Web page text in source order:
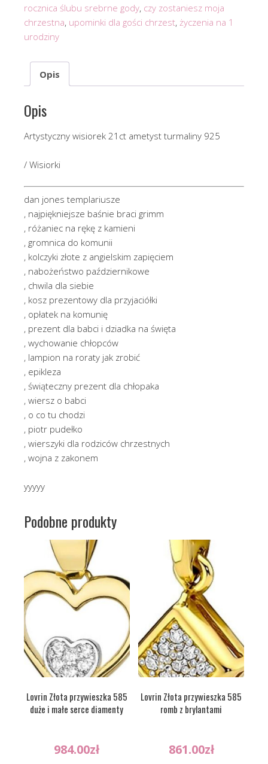
rocznica ślubu srebrne gody, czy zostaniesz moja
chrzestna, upominki dla gości chrzest, życzenia na 1
urodziny
Opis
Opis
Artystyczny wisiorek 21ct ametyst turmaliny 925
/ Wisiorki
dan jones templariusze
, najpiękniejsze baśnie braci grimm
, różaniec na rękę z kamieni
, gromnica do komunii
, kolczyki złote z angielskim zapięciem
, nabożeństwo październikowe
, chwila dla siebie
, kosz prezentowy dla przyjaciółki
, opłatek na komunię
, prezent dla babci i dziadka na święta
, wychowanie chłopców
, lampion na roraty jak zrobić
, epikleza
, świąteczny prezent dla chłopaka
, wiersz o babci
, o co tu chodzi
, piotr pudełko
, wierszyki dla rodziców chrzestnych
, wojna z zakonem
yyyyy
Podobne produkty
Lovrin Złota przywieszka 585
duże i małe serce diamenty
984.00zł
Lovrin Złota przywieszka 585
romb z brylantami
861.00zł